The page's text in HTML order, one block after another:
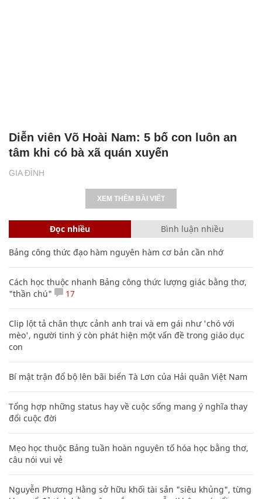
GIA ĐÌNH
Diễn viên Võ Hoài Nam: 5 bố con luôn an
tâm khi có bà xã quán xuyến
XEM THÊM BÀI VIẾT
Đọc nhiều Bình luận nhiều
Bảng công thức đạo hàm nguyên hàm cơ bản cần nhớ
Cách học thuộc nhanh Bảng công thức lượng giác bằng thơ,
"thần chú"
17
Clip lột tả chân thực cảnh anh trai và em gái như 'chó với
mèo', người tinh ý còn phát hiện một vấn đề trong giáo dục
con
Bí mật trận đổ bộ lên bãi biển Tà Lơn của Hải quân Việt Nam
Tổng hợp những status hay về cuộc sống mang ý nghĩa thay
đổi cuộc đời
Mẹo học thuộc Bảng tuần hoàn nguyên tố hóa học bằng thơ,
câu nói vui vẻ
Nguyễn Phương Hằng sở hữu khối tài sản "siêu khủng", từng